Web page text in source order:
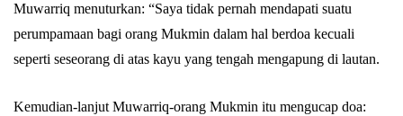
Muwarriq menuturkan: “Saya tidak pernah mendapati suatu
perumpamaan bagi orang Mukmin dalam hal berdoa kecuali
seperti seseorang di atas kayu yang tengah mengapung di lautan.
Kemudian-lanjut Muwarriq-orang Mukmin itu mengucap doa: